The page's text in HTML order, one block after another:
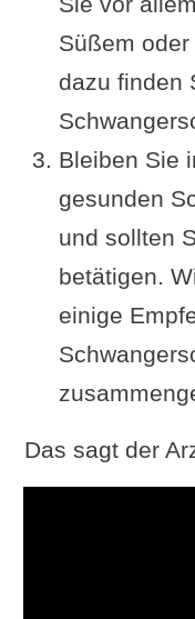
Süßem
dazu finden
Bleiben Sie
gesunden
und sollten
betätigen.
einige
Das sagt der